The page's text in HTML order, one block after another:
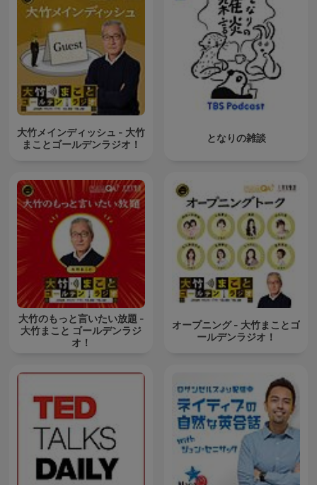
大竹メインディッシュ - 大竹
まことゴールデンラジオ！
となりの雑談
大竹のもっと言いたい放題 -
大竹まこと ゴールデンラジ
オ！
オープニング - 大竹まことゴ
ールデンラジオ！